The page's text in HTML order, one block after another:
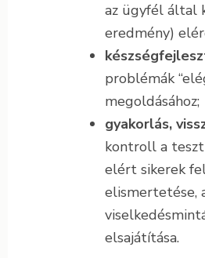
az ügyfél által
eredmény)
problémák
megoldásához;
gyakorlás,
kontroll a
elért sikerek
elismertetése,
elsajátítása.